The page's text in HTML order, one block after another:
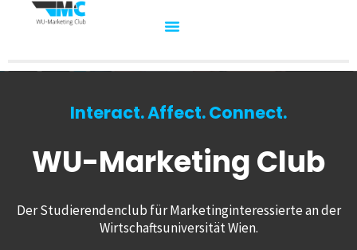
Interact. Affect. Connect.
WU-Marketing Club
Der Studierendenclub für Marketinginteressierte an der
Wirtschaftsuniversität Wien.